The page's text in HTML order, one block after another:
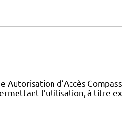
d’Accès
l’utilisation, à titre